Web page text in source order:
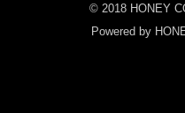
© 2018 HONEY
Powered by